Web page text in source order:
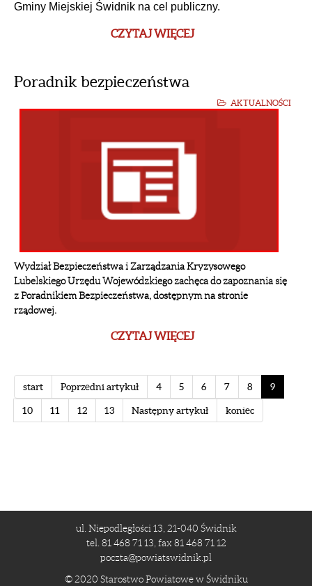
Gminy Miejskiej Świdnik na cel publiczny.
CZYTAJ WIĘCEJ
Poradnik bezpieczeństwa
AKTUALNOŚCI
Wydział Bezpieczeństwa i Zarządzania Kryzysowego
Lubelskiego Urzędu Wojewódzkiego zachęca do zapoznania się
z Poradnikiem Bezpieczeństwa, dostępnym na stronie
rządowej.
CZYTAJ WIĘCEJ
start Poprzedni artykuł 4 5 6 7 8 9
10 11 12 13 Następny artykuł koniec
ul. Niepodległości 13, 21-040 Świdnik
tel. 81 468 71 13, fax 81 468 71 12
poczta@powiatswidnik.pl
© 2020 Starostwo Powiatowe w Świdniku